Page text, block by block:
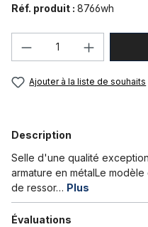
Réf. produit : 8766wh
Quantité de
Ajouter à la liste de souhaits
Description
Selle d'une qualité
armature en métalLe
de ressor… Plus
Évaluations